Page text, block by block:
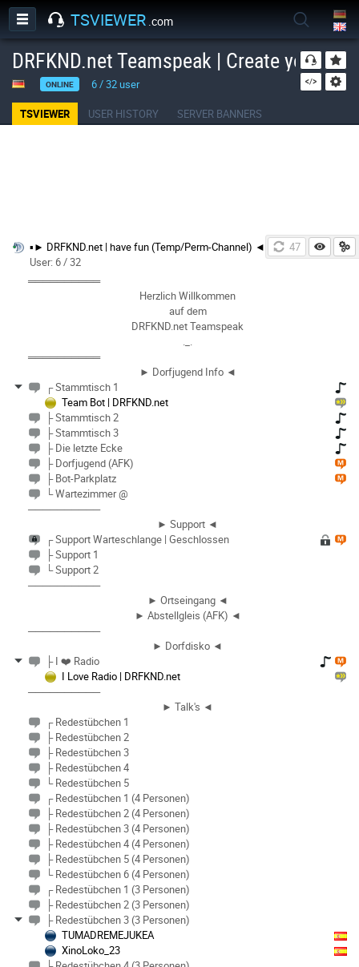
TSVIEWER .com
DRFKND.net Teamspeak | Create your
ONLINE 6/32user
TSVIEWER USER HISTORY SERVER BANNERS
46
▪► DRFKND.net | have fun (Temp/Perm-Channel) ◄▪
User: 6 / 32
══════════
Herzlich Willkommen
auf dem
DRFKND.net Teamspeak
══════════
► Dorfjugend Info ◄
┌ Stammtisch 1
Team Bot | DRFKND.net
├ Stammtisch 2
├ Stammtisch 3
├ Die letzte Ecke
├ Dorfjugend (AFK)
├ Bot-Parkplatz
└ Wartezimmer @
──────────
► Support ◄
┌ Support Warteschlange | Geschlossen
├ Support 1
└ Support 2
──────────
► Ortseingang ◄
► Abstellgleis (AFK) ◄
──────────
► Dorfdisko ◄
├ I ❤️ Radio
I Love Radio | DRFKND.net
──────────
► Talk's ◄
┌ Redestübchen 1
├ Redestübchen 2
├ Redestübchen 3
├ Redestübchen 4
└ Redestübchen 5
┌ Redestübchen 1 (4 Personen)
├ Redestübchen 2 (4 Personen)
├ Redestübchen 3 (4 Personen)
├ Redestübchen 4 (4 Personen)
├ Redestübchen 5 (4 Personen)
└ Redestübchen 6 (4 Personen)
┌ Redestübchen 1 (3 Personen)
├ Redestübchen 2 (3 Personen)
├ Redestübchen 3 (3 Personen)
TUMADREMEJUKEA
XinoLoko_23